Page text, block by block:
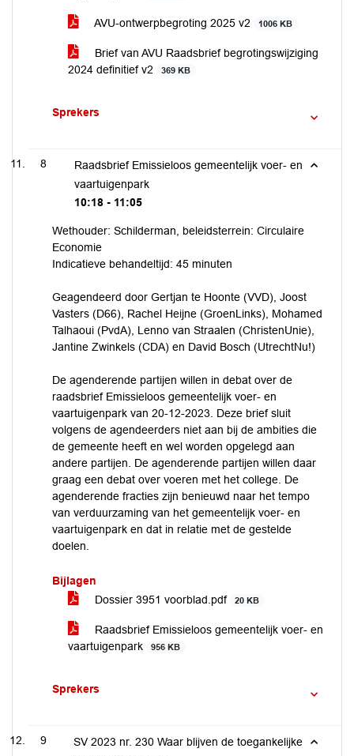
AVU-ontwerpbegroting 2025 v2 1006 KB
Brief van AVU Raadsbrief begrotingswijziging
2024 definitief v2
369 KB
Sprekers
8
Raadsbrief Emissieloos gemeentelijk voer- en
vaartuigenpark
10:18 - 11:05
Wethouder: Schilderman, beleidsterrein: Circulaire
Economie
Indicatieve behandeltijd: 45 minuten
Geagendeerd door Gertjan te Hoonte (VVD), Joost
Vasters (D66), Rachel Heijne (GroenLinks), Mohamed
Talhaoui (PvdA), Lenno van Straalen (ChristenUnie),
Jantine Zwinkels (CDA) en David Bosch (UtrechtNu!)
De agenderende partijen willen in debat over de
raadsbrief Emissieloos gemeentelijk voer- en
vaartuigenpark van 20-12-2023. Deze brief sluit
volgens de agendeerders niet aan bij de ambities die
de gemeente heeft en wel worden opgelegd aan
andere partijen. De agenderende partijen willen daar
graag een debat over voeren met het college. De
agenderende fracties zijn benieuwd naar het tempo
van verduurzaming van het gemeentelijk voer- en
vaartuigenpark en dat in relatie met de gestelde
doelen.
Bijlagen
Dossier 3951 voorblad.pdf
20 KB
Raadsbrief Emissieloos gemeentelijk voer- en
vaartuigenpark
956 KB
Sprekers
9
SV 2023 nr. 230 Waar blijven de toegankelijke